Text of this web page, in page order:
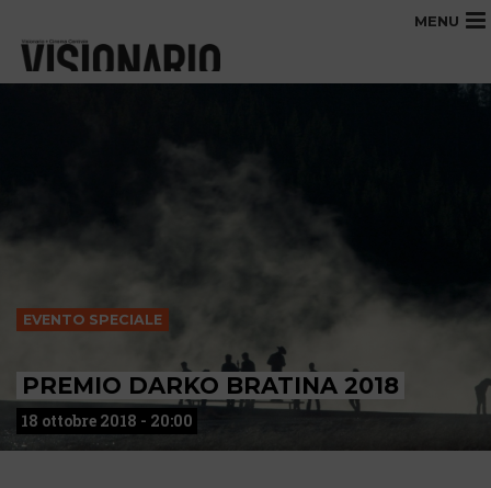
MENU
EVENTO SPECIALE
PREMIO DARKO BRATINA 2018
18 ottobre 2018 - 20:00